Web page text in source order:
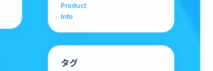
Product
Info
タグ